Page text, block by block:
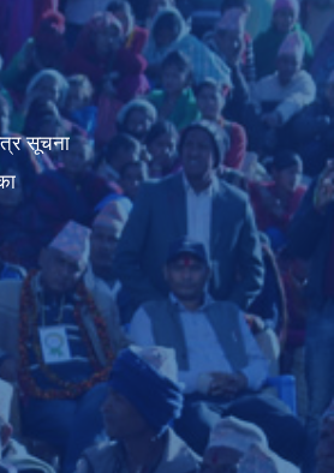
सूचना